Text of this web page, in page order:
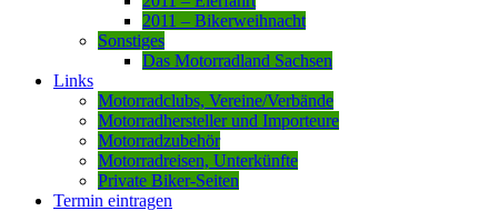
2011 – Bikerweihnacht
Sonstiges
Das Motorradland Sachsen
Links
Motorradclubs, Vereine/Verbände
Motorradhersteller und Importeure
Motorradzubehör
Motorradreisen, Unterkünfte
Private Biker-Seiten
Termin eintragen